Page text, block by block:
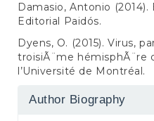
Damasio, Antonio
Editorial Paidós.
Dyens, O. (2015). Virus,
troisiÃ¨me hémisphÃ¨re
l’Université de Montréal.
Author Biography